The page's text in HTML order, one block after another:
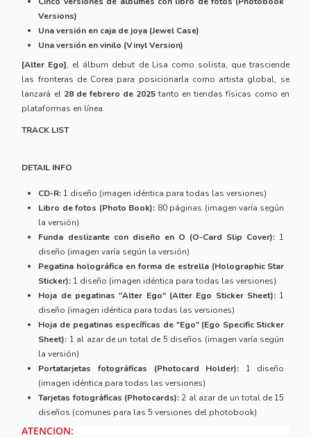
Versions)
Una versión en caja de joya (Jewel Case)
Una versión en vinilo (Vinyl Version)
[Alter Ego], el álbum debut de Lisa como solista, que trasciende
las fronteras de Corea para posicionarla como artista global, se
lanzará el 28 de febrero de 2025 tanto en tiendas físicas como en
plataformas en línea.
TRACK LIST
DETAIL INFO
CD-R: 1 diseño (imagen idéntica para todas las versiones)
Libro de fotos (Photo Book): 80 páginas (imagen varía según
la versión)
Funda deslizante con diseño en O (O-Card Slip Cover): 1
diseño (imagen varía según la versión)
Pegatina holográfica en forma de estrella (Holographic Star
Sticker): 1 diseño (imagen idéntica para todas las versiones)
Hoja de pegatinas "Alter Ego" (Alter Ego Sticker Sheet): 1
diseño (imagen idéntica para todas las versiones)
Hoja de pegatinas específicas de "Ego" (Ego Specific Sticker
Sheet): 1 al azar de un total de 5 diseños (imagen varía según
la versión)
Portatarjetas fotográficas (Photocard Holder): 1 diseño
(imagen idéntica para todas las versiones)
Tarjetas fotográficas (Photocards):2 al azar de un total de 15
diseños (comunes para las 5 versiones del photobook)
ATENCION: